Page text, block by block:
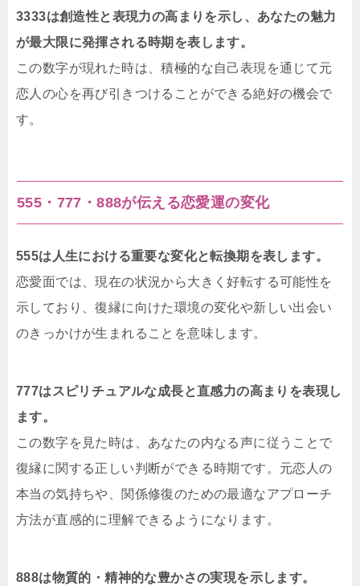
3333は創造性と表現力の高まりを示し、あなたの魅力
が最大限に発揮される時期を表します。
この数字が現れた時は、積極的な自己表現を通じて元
恋人の心を再び引きつけることができる絶好の機会で
す。
555・777・888が伝える恋愛運の変化
555は人生における重要な変化と転換期を表します。
恋愛面では、現在の状況から大きく好転する可能性を
示しており、復縁に向けた環境の変化や新しい出会い
のきっかけが生まれることを意味します。
777はスピリチュアルな成長と直感力の高まりを表現し
ます。
この数字を見た時は、あなたの内なる声に従うことで
復縁に関する正しい判断ができる時期です。元恋人の
本当の気持ちや、関係修復のための最適なアプローチ
方法が直感的に理解できるようになります。
888は物質的・精神的な豊かさの実現を示します。